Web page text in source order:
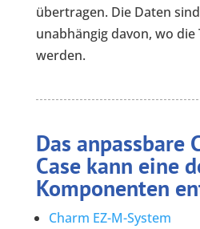
übertragen. Die Daten
unabhängig davon, wo
werden.
Das anpassbare
Case kann eine
Komponenten
Charm EZ-M-System